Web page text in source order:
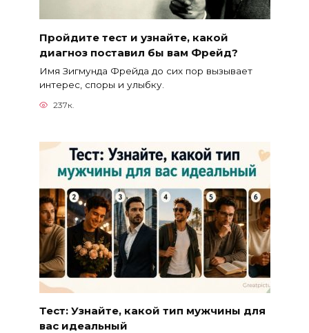
Пройдите тест и узнайте, какой
диагноз поставил бы вам Фрейд?
Имя Зигмунда Фрейда до сих пор вызывает
интерес, споры и улыбку.
237к.
Тест: Узнайте, какой тип мужчины для
вас идеальный